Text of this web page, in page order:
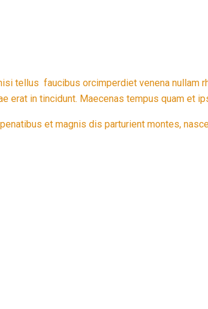
tellus faucibus orcimperdiet venena nullam
in tincidunt. Maecenas tempus quam et
et magnis dis parturient montes,